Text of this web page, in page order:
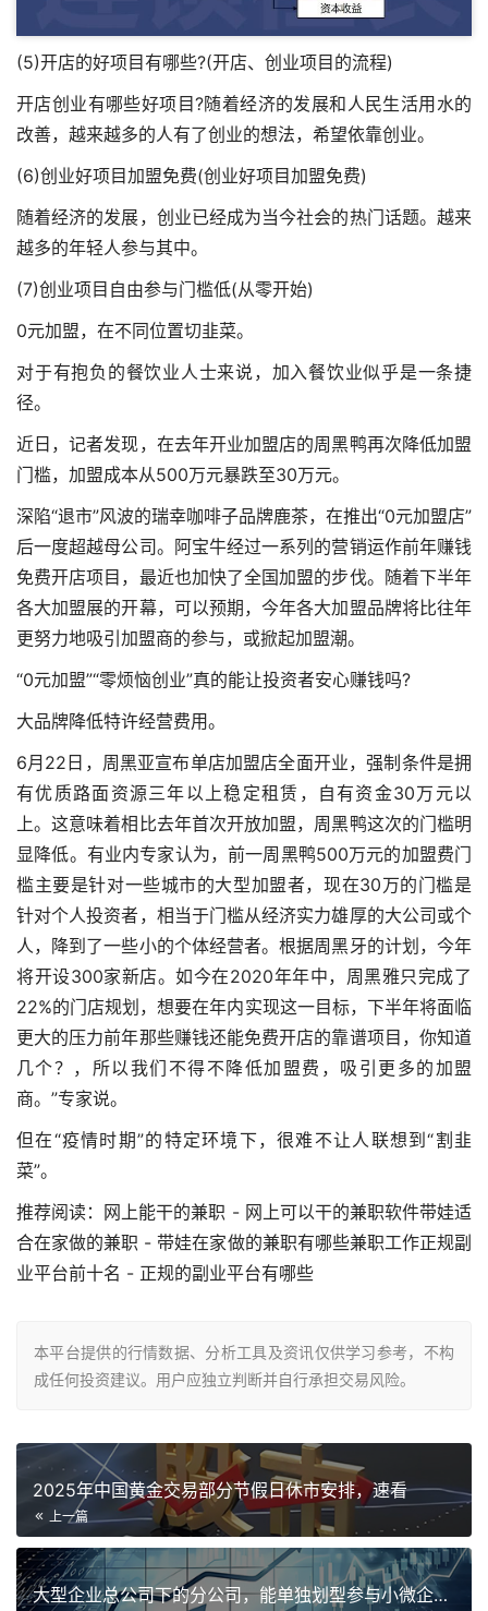
(5)开店的好项目有哪些?(开店、创业项目的流程)
开店创业有哪些好项目?随着经济的发展和人民生活用水的
改善，越来越多的人有了创业的想法，希望依靠创业。
(6)创业好项目加盟免费(创业好项目加盟免费)
随着经济的发展，创业已经成为当今社会的热门话题。越来
越多的年轻人参与其中。
(7)创业项目自由参与门槛低(从零开始)
0元加盟，在不同位置切韭菜。
对于有抱负的餐饮业人士来说，加入餐饮业似乎是一条捷
径。
近日，记者发现，在去年开业加盟店的周黑鸭再次降低加盟
门槛，加盟成本从500万元暴跌至30万元。
深陷“退市”风波的瑞幸咖啡子品牌鹿茶，在推出“0元加盟店”
后一度超越母公司。阿宝牛经过一系列的营销运作前年赚钱
免费开店项目 ，最近也加快了全国加盟的步伐。随着下半年
各大加盟展的开幕，可以预期，今年各大加盟品牌将比往年
更努力地吸引加盟商的参与，或掀起加盟潮。
“0元加盟”“零烦恼创业”真的能让投资者安心赚钱吗?
大品牌降低特许经营费用。
6月22日，周黑亚宣布单店加盟店全面开业，强制条件是拥
有优质路面资源三年以上稳定租赁，自有资金30万元以
上。这意味着相比去年首次开放加盟，周黑鸭这次的门槛明
显降低。有业内专家认为，前一周黑鸭500万元的加盟费门
槛主要是针对一些城市的大型加盟者，现在30万的门槛是
针对个人投资者，相当于门槛从经济实力雄厚的大公司或个
人，降到了一些小的个体经营者。根据周黑牙的计划，今年
将开设300家新店。如今在2020年年中，周黑雅只完成了
22%的门店规划，想要在年内实现这一目标，下半年将面临
更大的压力前年那些赚钱还能免费开店的靠谱项目，你知道
几个？，所以我们不得不降低加盟费，吸引更多的加盟
商。”专家说。
但在“疫情时期”的特定环境下，很难不让人联想到“割韭
菜”。
推荐阅读：网上能干的兼职 - 网上可以干的兼职软件带娃适
合在家做的兼职 - 带娃在家做的兼职有哪些兼职工作正规副
业平台前十名 - 正规的副业平台有哪些
本平台提供的行情数据、分析工具及资讯仅供学习参考，不构
成任何投资建议。用户应独立判断并自行承担交易风险。
2025年中国黄金交易部分节假日休市安排，速看
上一篇
大型企业总公司下的分公司，能单独划型参与小微企业采购投标吗？